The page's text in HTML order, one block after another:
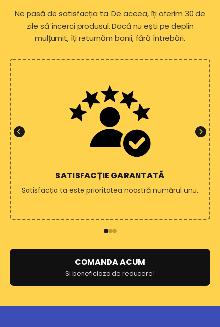
Ne pasă de satisfacția ta. De aceea, îți oferim 30 de
zile să încerci produsul. Dacă nu ești pe deplin
mulțumit, îți returnăm banii, fără întrebări.
SATISFACȚIE GARANTATĂ
Satisfacția ta este prioritatea noastră numărul unu.
COMANDA ACUM
Si beneficiaza de reducere!